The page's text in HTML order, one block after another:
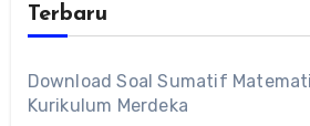
Terbaru
Download Soal Sumatif
Kurikulum Merdeka